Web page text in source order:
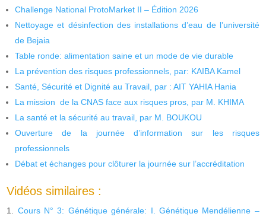
Challenge National ProtoMarket II – Édition 2026
Nettoyage et désinfection des installations d’eau de l’université
de Bejaia
Table ronde: alimentation saine et un mode de vie durable
La prévention des risques professionnels, par: KAIBA Kamel
Santé, Sécurité et Dignité au Travail, par : AIT YAHIA Hania
La mission de la CNAS face aux risques pros, par M. KHIMA
La santé et la sécurité au travail, par M. BOUKOU
Ouverture de la journée d’information sur les risques
professionnels
Débat et échanges pour clôturer la journée sur l’accréditation
Vidéos similaires :
Cours N° 3: Génétique générale: I. Génétique Mendélienne –